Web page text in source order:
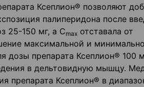
Ксеплион® позволяют
палиперидона после
25-150 мг, а Сmax отставала от
максимальной и
дозы препарата Ксеплион® 100
в дельтовидную мышцу.
препарата Ксеплион® в